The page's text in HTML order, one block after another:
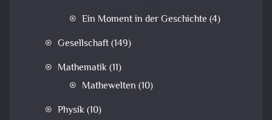
Ein Moment in der Geschichte (4)
Gesellschaft(149)
Mathematik(11)
Mathewelten (10)
Physik(10)